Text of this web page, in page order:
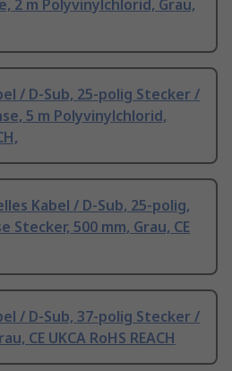
2 m Polyvinylchlorid, Grau,
/ D-Sub, 25-polig Stecker /
5 m Polyvinylchlorid,
Kabel / D-Sub, 25-polig,
Stecker, 500 mm, Grau, CE
/ D-Sub, 37-polig Stecker /
CE UKCA RoHS REACH